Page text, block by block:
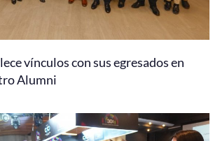
vínculos con sus egresados en
Alumni